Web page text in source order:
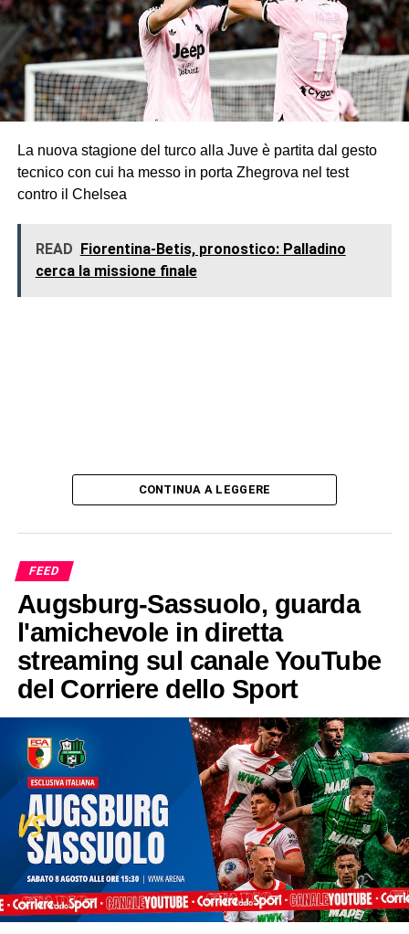
La nuova stagione del turco alla Juve è partita dal gesto
tecnico con cui ha messo in porta Zhegrova nel test
contro il Chelsea
READ Fiorentina-Betis, pronostico: Palladino
cerca la missione finale
CONTINUA A LEGGERE
FEED
Augsburg-Sassuolo, guarda
l'amichevole in diretta
streaming sul canale YouTube
del Corriere dello Sport